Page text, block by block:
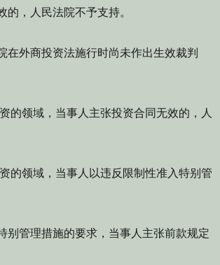
，人民法院不予支持。
外商投资法施行时尚未作出生效裁判
领域，当事人主张投资合同无效的，人
领域，当事人以违反限制性准入特别管
管理措施的要求，当事人主张前款规定